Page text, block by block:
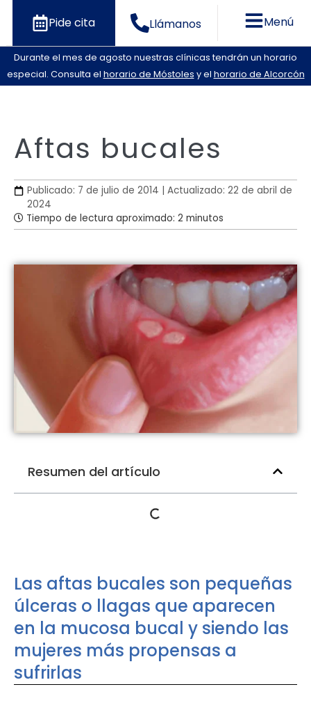
Llámanos
Pide cita Menú
Durante el mes de agosto nuestras clínicas tendrán un horario
especial. Consulta el horario de Móstoles y el horario de Alcorcón
Aftas bucales
Publicado: 7 de julio de 2014 | Actualizado: 22 de abril de
2024
Tiempo de lectura aproximado: 2 minutos
Resumen del artículo
Las aftas bucales son pequeñas
úlceras o llagas que aparecen
en la mucosa bucal y siendo las
mujeres más propensas a
sufrirlas